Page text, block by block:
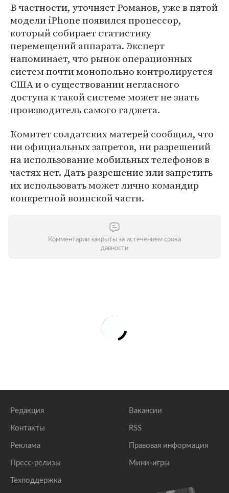
В частности, уточняет Романов, уже в пятой
модели iPhone появился процессор,
который собирает статистику
перемещений аппарата. Эксперт
напоминает, что рынок операционных
систем почти монопольно контролируется
США и о существовании негласного
доступа к такой системе может не знать
производитель самого гаджета.
Комитет солдатских матерей сообщил, что
ни официальных запретов, ни разрешений
на использование мобильных телефонов в
частях нет. Дать разрешение или запретить
их использовать может лично командир
конкретной воинской части.
Комментарии закрыты за истечением срока
давности
Редакция
Контакты
Реклама
Пресс-релизы
Техподдержка
Вакансии
RSS
Правовая информация
Мини-игры